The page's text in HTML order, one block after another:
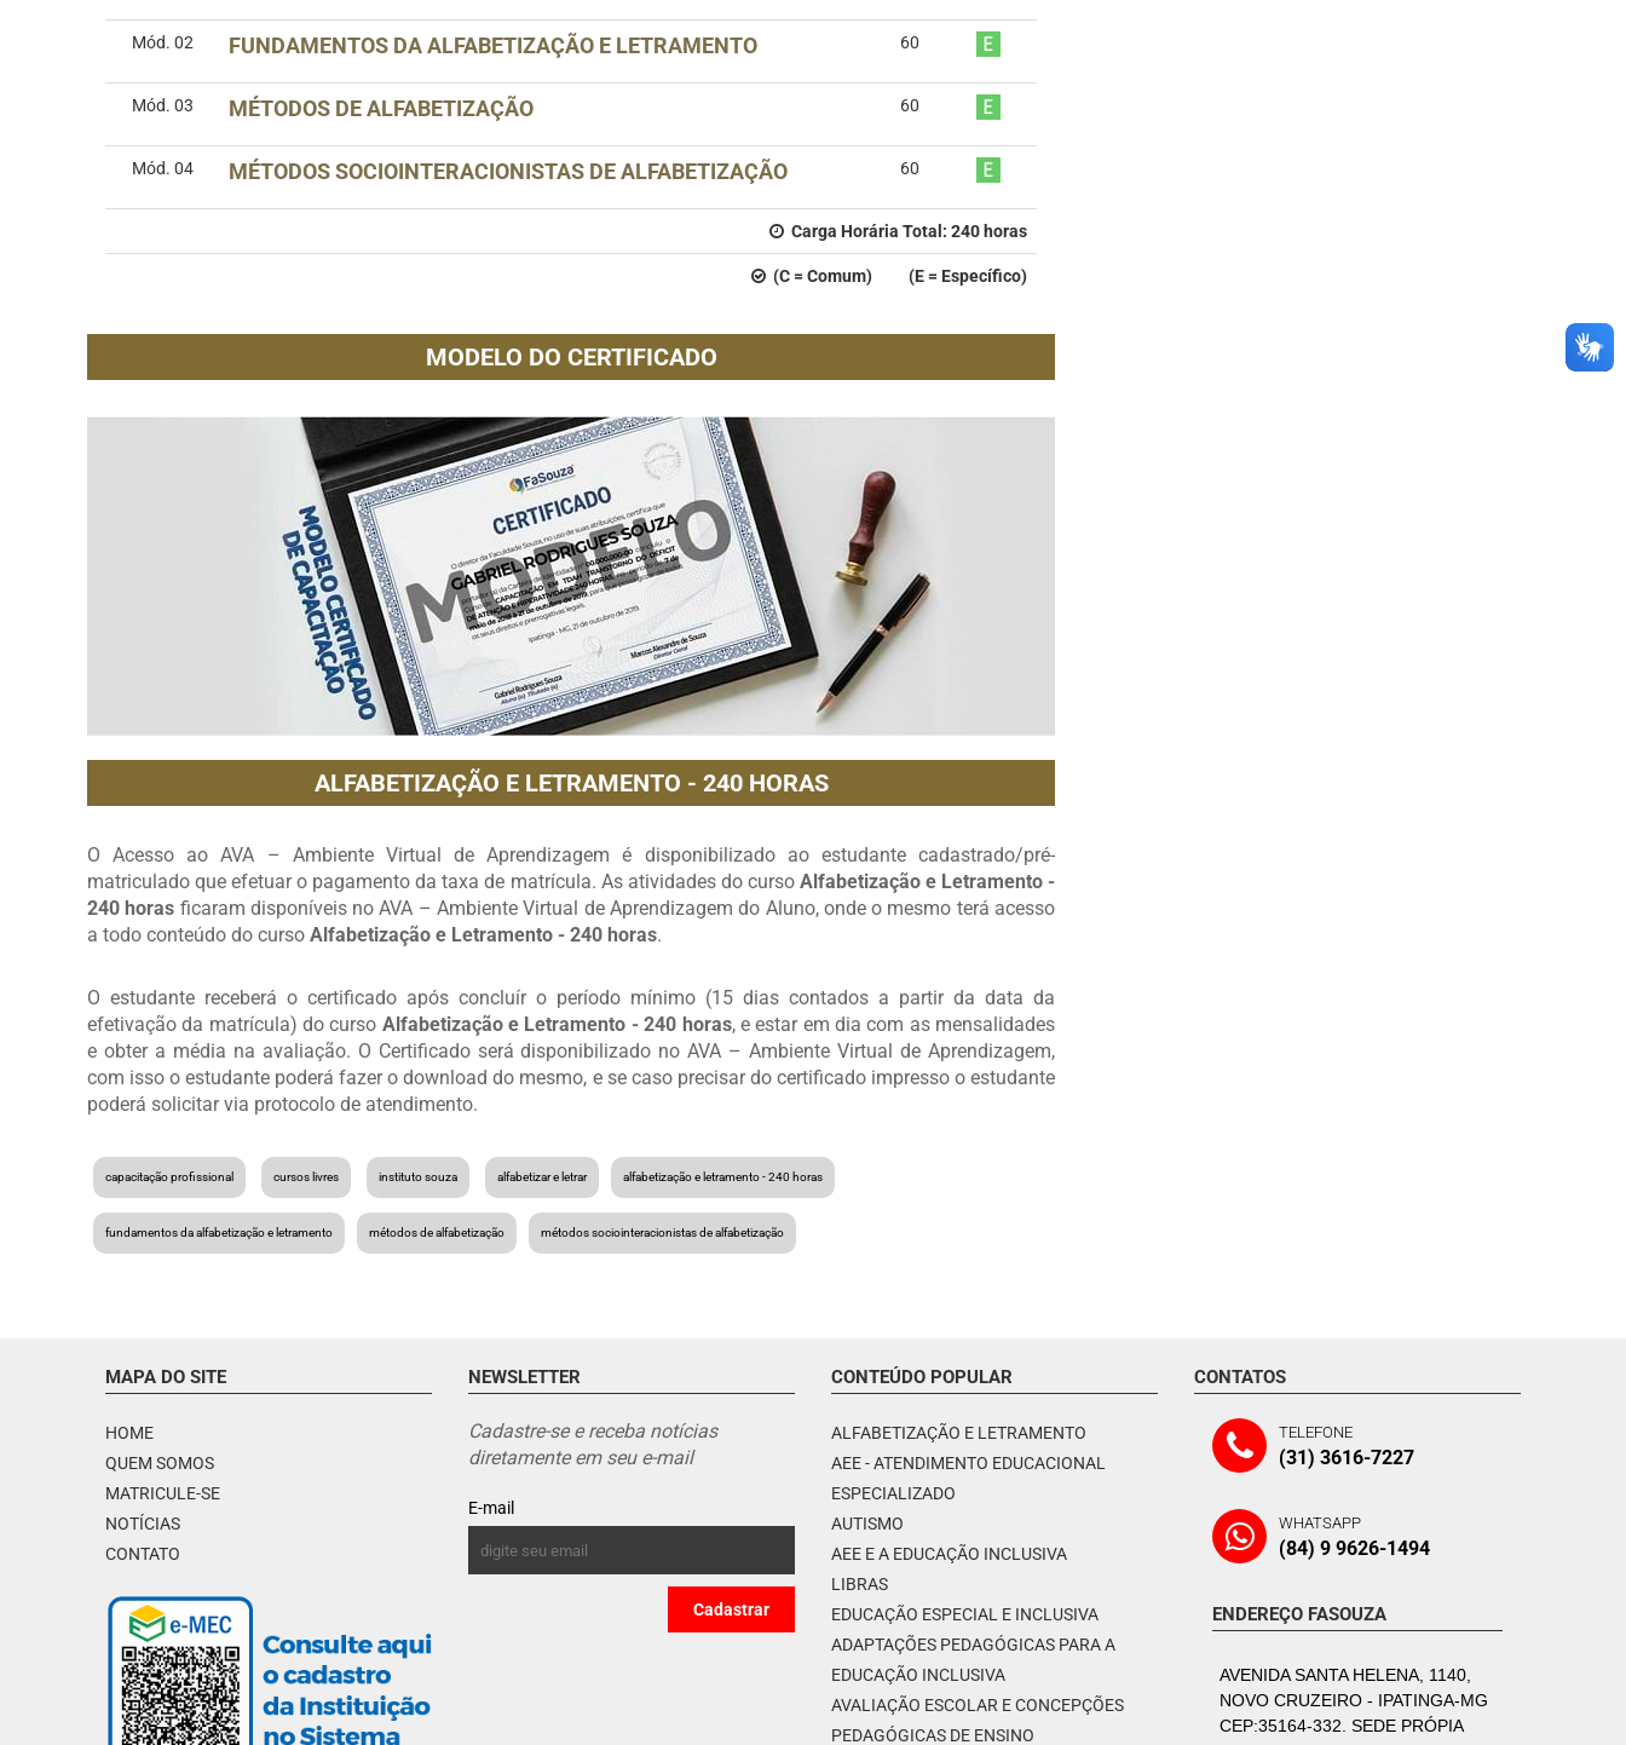
Mód. 02 FUNDAMENTOS DA ALFABETIZAÇÃO E LETRAMENTO 60
Mód. 03 MÉTODOS DE ALFABETIZAÇÃO 60
Mód. 04 MÉTODOS SOCIOINTERACIONISTAS DE ALFABETIZAÇÃO 60
Carga Horária Total: 240 horas
(C = Comum) (E = Específico)
MODELO DO CERTIFICADO
ALFABETIZAÇÃO E LETRAMENTO - 240 HORAS
O Acesso ao AVA – Ambiente Virtual de Aprendizagem é disponibilizado ao estudante cadastrado/pré-
matriculado que efetuar o pagamento da taxa de matrícula. As atividades do curso Alfabetização e Letramento -
240 horas ficaram disponíveis no AVA – Ambiente Virtual de Aprendizagem do Aluno, onde o mesmo terá acesso
a todo conteúdo do curso Alfabetização e Letramento - 240 horas.
O estudante receberá o certificado após concluír o período mínimo (15 dias contados a partir da data da
efetivação da matrícula) do curso Alfabetização e Letramento - 240 horas, e estar em dia com as mensalidades
e obter a média na avaliação. O Certificado será disponibilizado no AVA – Ambiente Virtual de Aprendizagem,
com isso o estudante poderá fazer o download do mesmo, e se caso precisar do certificado impresso o estudante
poderá solicitar via protocolo de atendimento.
capacitação profissional cursos livres instituto souza alfabetizar e letrar alfabetização e letramento - 240 horas
fundamentos da alfabetização e letramento métodos de alfabetização métodos sociointeracionistas de alfabetização
MAPA DO SITE
HOME
QUEM SOMOS
MATRICULE-SE
NOTÍCIAS
CONTATO
NEWSLETTER
Cadastre-se e receba notícias
diretamente em seu e-mail
E-mail
CONTEÚDO POPULAR
ALFABETIZAÇÃO E LETRAMENTO
AEE - ATENDIMENTO EDUCACIONAL
ESPECIALIZADO
AUTISMO
AEE E A EDUCAÇÃO INCLUSIVA
LIBRAS
EDUCAÇÃO ESPECIAL E INCLUSIVA
ADAPTAÇÕES PEDAGÓGICAS PARA A
EDUCAÇÃO INCLUSIVA
AVALIAÇÃO ESCOLAR E CONCEPÇÕES
PEDAGÓGICAS DE ENSINO
CONTATOS
TELEFONE
(31) 3616-7227
WHATSAPP
(84) 9 9626-1494
ENDEREÇO FASOUZA
AVENIDA SANTA HELENA, 1140,
NOVO CRUZEIRO - IPATINGA-MG
CEP:35164-332. SEDE PRÓPIA